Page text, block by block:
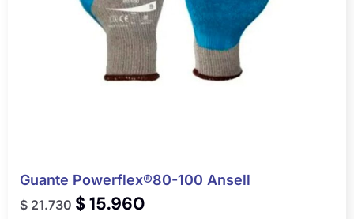
Guante Powerflex®80-100 Ansell
$21.730 $15.960